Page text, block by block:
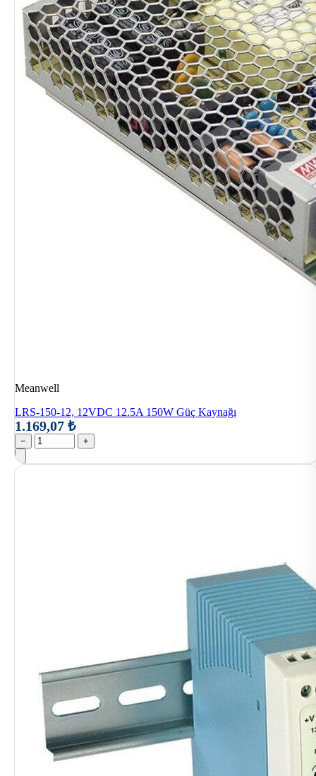
Meanwell
LRS-150-12, 12VDC 12.5A 150W Güç Kaynağı
1.169,07 ₺
− +